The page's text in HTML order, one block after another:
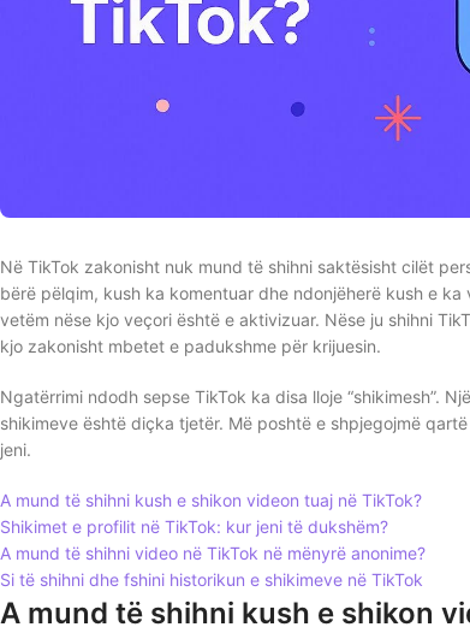
Në TikTok zakonisht nuk mund të shihni saktësisht cilët
bërë pëlqim, kush ka komentuar dhe ndonjëherë kush e
vetëm nëse kjo veçori është e aktivizuar. Nëse ju shihni
kjo zakonisht mbetet e padukshme për krijuesin.
Ngatërrimi ndodh sepse TikTok ka disa lloje “shikimesh”.
shikimeve është diçka tjetër. Më poshtë e shpjegojmë
jeni.
A mund të shihni kush e shikon videon tuaj në TikTok?
Shikimet e profilit në TikTok: kur jeni të dukshëm?
A mund të shihni video në TikTok në mënyrë anonime?
Si të shihni dhe fshini historikun e shikimeve në TikTok
A mund të shihni kush e shikon